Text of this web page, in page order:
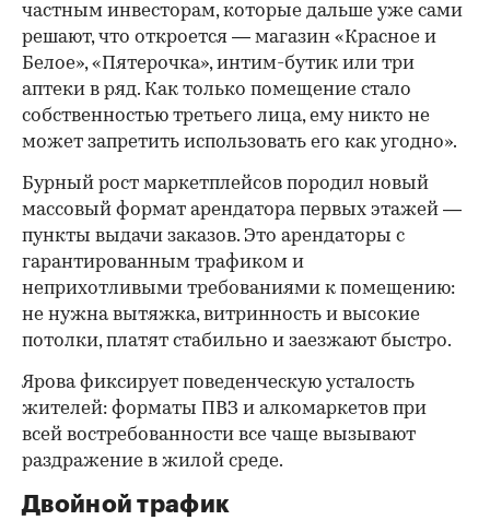
частным инвесторам, которые дальше уже сами
решают, что откроется — магазин «Красное и
Белое», «Пятерочка», интим-бутик или три
аптеки в ряд. Как только помещение стало
собственностью третьего лица, ему никто не
может запретить использовать его как угодно».
Бурный рост маркетплейсов породил новый
массовый формат арендатора первых этажей —
пункты выдачи заказов. Это арендаторы с
гарантированным трафиком и
неприхотливыми требованиями к помещению:
не нужна вытяжка, витринность и высокие
потолки, платят стабильно и заезжают быстро.
Ярова фиксирует поведенческую усталость
жителей: форматы ПВЗ и алкомаркетов при
всей востребованности все чаще вызывают
раздражение в жилой среде.
Двойной трафик